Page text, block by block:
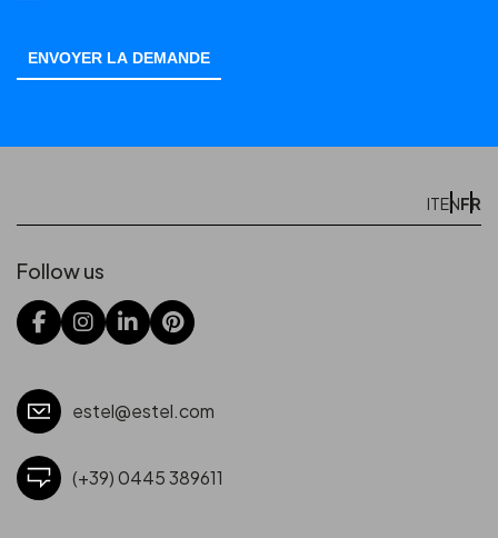
ITENFR
Follow us
estel@estel.com
(+39) 0445 389611